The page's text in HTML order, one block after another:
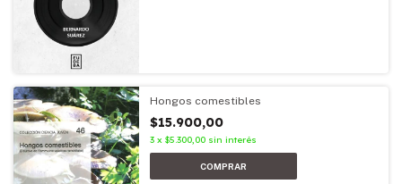
Hongos comestibles
$15.900,00
3 x $5.300,00 sin interés